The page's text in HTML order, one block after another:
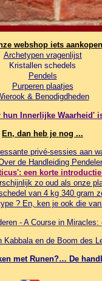
webshop iets
Archetypen vragenlijst
Kristallen schedels
Pendels
Purperen plaatjes
& Benodigdheden
hun Innerlijke Waarheid'
En, dan heb je nog ...
privé-sessies aan
de Handleiding
een korte
zo oud als onze
van 4 kg 340 gram
? En, ken je ook die
- A Course in Miracles:
Kabbala en de Boom des
met Runen?… De